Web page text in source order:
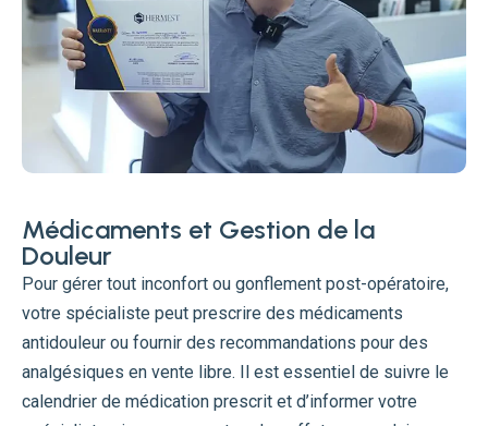
Médicaments et Gestion de la
Douleur
Pour gérer tout inconfort ou gonflement post-opératoire,
votre spécialiste peut prescrire des médicaments
antidouleur ou fournir des recommandations pour des
analgésiques en vente libre. Il est essentiel de suivre le
calendrier de médication prescrit et d’informer votre